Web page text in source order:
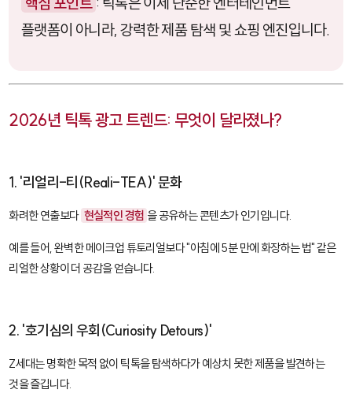
플랫폼이 아니라, 강력한 제품 탐색 및 쇼핑 엔진입니다.
2026년 틱톡 광고 트렌드: 무엇이 달라졌나?
1. '리얼리-티(Reali-TEA)' 문화
화려한 연출보다 현실적인 경험 을 공유하는 콘텐츠가 인기입니다.
예를 들어, 완벽한 메이크업 튜토리얼보다 "아침에 5분 만에 화장하는 법" 같은
리얼한 상황이 더 공감을 얻습니다.
2. '호기심의 우회(Curiosity Detours)'
Z세대는 명확한 목적 없이 틱톡을 탐색하다가 예상치 못한 제품을 발견하는
것을 즐깁니다.